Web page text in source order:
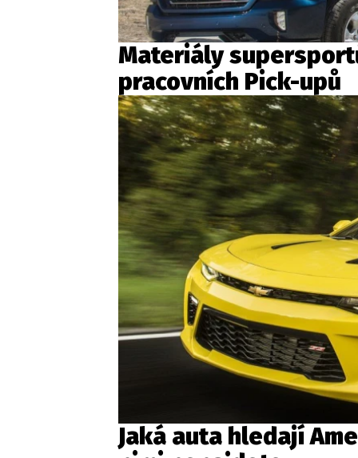
Materiály
pracovních Pick-upů
Jaká auta hledají